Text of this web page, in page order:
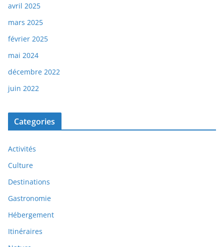
avril 2025
mars 2025
février 2025
mai 2024
décembre 2022
juin 2022
Categories
Activités
Culture
Destinations
Gastronomie
Hébergement
Itinéraires